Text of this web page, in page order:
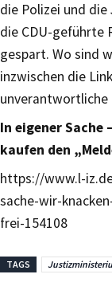
die Polizei und
die CDU-geführte
gespart. Wo sind
inzwischen die
unverantwortliche
In eigener Sache
kaufen den
https://www.l-
sache-wir-
frei-154108
TAGS